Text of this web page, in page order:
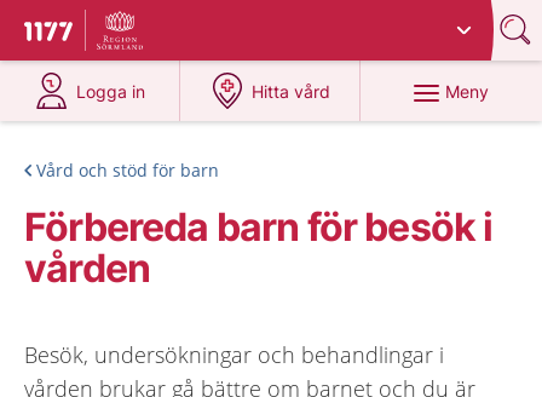
Till startsidan för 1177
Du har valt region
Logga in
på 1177.se
Hitta vård
på 1177.se
Meny
Vård och stöd för barn
Förbereda barn för besök i
vården
Besök, undersökningar och behandlingar i
vården brukar gå bättre om barnet och du är